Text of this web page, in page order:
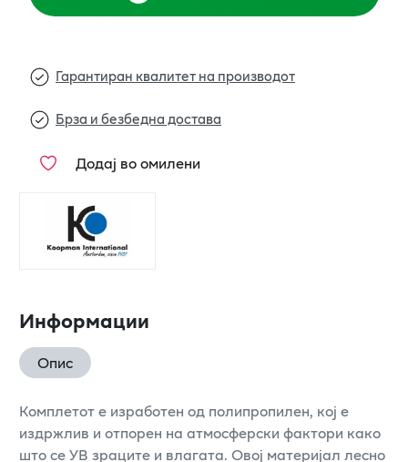
Гарантиран квалитет на производот
Брза и безбедна достава
Додај во омилени
Информации
Опис
Комплетот е изработен од полипропилен, кој е
издржлив и отпорен на атмосферски фактори како
што се УВ зраците и влагата. Овој материјал лесно